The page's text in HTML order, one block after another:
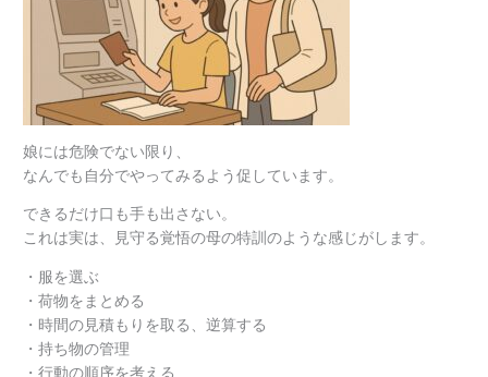
娘には危険でない限り、
なんでも自分でやってみるよう促しています。
できるだけ口も手も出さない。
これは実は、見守る覚悟の母の特訓のような感じがします。
・服を選ぶ
・荷物をまとめる
・時間の見積もりを取る、逆算する
・持ち物の管理